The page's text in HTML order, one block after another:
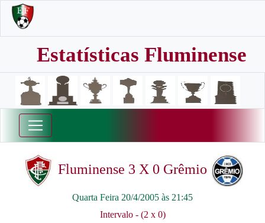
Estatísticas Fluminense
Fluminense 3 X 0 Grêmio
Quarta Feira 20/4/2005 às 21:45
Intervalo - (2 x 0)